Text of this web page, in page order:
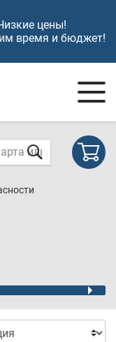
цены!
время и бюджет!